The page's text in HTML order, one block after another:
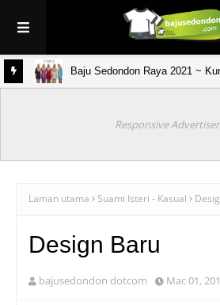
Baju Sedondon Raya 2021 ~
Responsive
Laman utama Suami Isteri - Kasual
Design Baru
bajusedondon dotcom Mac 01,